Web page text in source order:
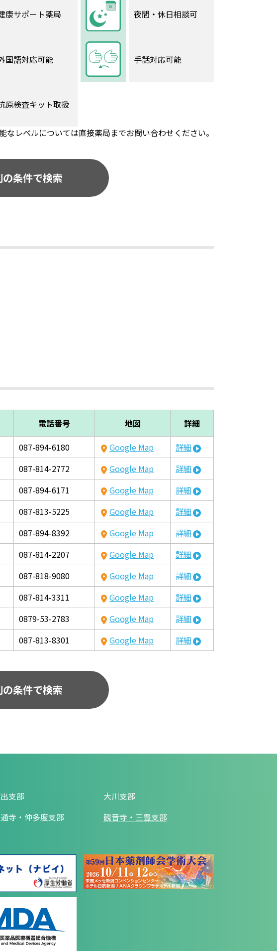
康サポート薬局 夜間・休日相談可
国語対応可能 手話対応可能
原検査キット取扱
レベルについては直接薬局までお問い合わせください。
の条件で検索
電話番号 地図
詳細
087-894-6180 Google Map
詳細
087-814-2772 Google Map
詳細
087-894-6171 Google Map
詳細
087-813-5225 Google Map
詳細
087-894-8392 Google Map
詳細
087-814-2207 Google Map
詳細
087-818-9080 Google Map
詳細
087-814-3311 Google Map
詳細
0879-53-2783 Google Map
詳細
087-813-8301 Google Map 詳細
の条件で検索
支部
大川支部
寺・仲多度支部 観音寺・三豊支部